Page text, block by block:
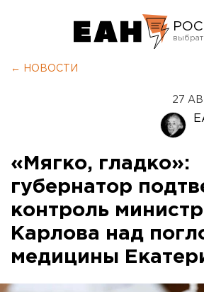
← НОВОСТИ
27
«Мягко, гладко»:
губернатор
контроль
Карлова над
медицины